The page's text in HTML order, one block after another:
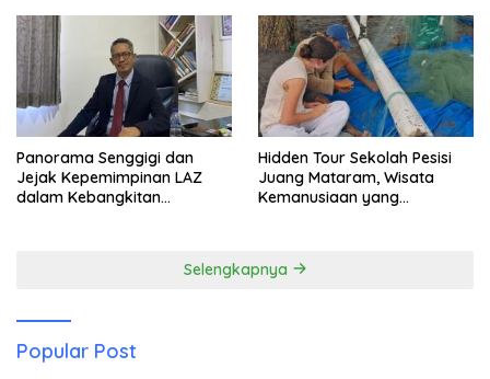
Panorama Senggigi dan
Jejak Kepemimpinan LAZ
dalam Kebangkitan
Hidden Tour Sekolah Pesisi
Juang Mataram, Wisata
Kemanusiaan yang
Selengkapnya
Popular Post